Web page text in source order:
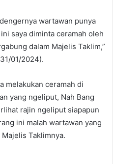
wartawan punya
saya diminta ceramah oleh
dalam Majelis Taklim,”
01/2024).
melakukan ceramah di
yang ngeliput, Nah Bang
rajin ngeliput siapapun
ini malah wartawan yang
Taklimnya.